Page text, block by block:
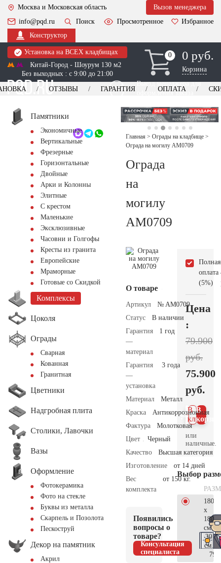
Москва и Московская область
Вызов менеджера
info@pqd.ru
Поиск Просмотренное
Избранное
Конструктор
Установка на ВСЕХ кладбищах
Китай-Город - Шоурум 130 м2
Без выходных : с 9:00 до 21:00
0
0 0 руб.
Корзина
Выезд менеджера для
оформления заказа
+7 (495) 518-44-23
Обратный звонок
ОТЗЫВЫ ГАРАНТИЯ ОПЛАТА
Памятники
Экономичные
Вертикальные
Фрезерные
Горизонтальные
Двойные
Арки и Колонны
Элитные
С крестом
Маленькие
Эксклюзивные
Часовни и Голгофы
Кресты из гранита
Европейские
Мраморные
Готовые со Скидкой
Комплексы
Цоколя
Ограды
Сварная
Кованная
Гранитная
Цветники
Надгробная плита
Столики, Лавочки
Вазы
Оформление
Фотокерамика
Фото на стекле
Буквы из металла
Скарпель и Позолота
Пескоструй
Декор на памятник
Акрил
Главная > Ограды на кладбище >
Ограда на могилу AM0709
Ограда
на
могилу
AM0709
О товаре
Артикул
№ AM0709
Статус
В наличии
Гарантия
—
материал
1 год
Гарантия
—
установка
3 года
Материал
Металл
Краска
Антикоррозионная
Фактура
Молотковая
Цвет
Черный
Качество
Высшая категория
Изготовление
от 14 дней
Вес
комплекта
от 150 кг.
Появились
вопросы о
товаре?
Консультация
специалиста
Полная
оплата
(5%)
Цена
:
79.900
руб.
75.900
руб.
В
В 1
клик
или
наличные.
Выбор
180
x
180
см.
30
см.